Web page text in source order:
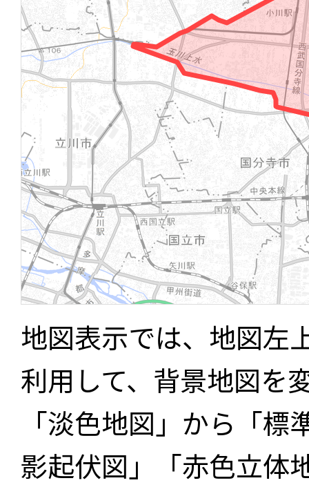
地図表示では、地図左
利用して、背景地図を
「淡色地図」から「
影起伏図」「赤色立体